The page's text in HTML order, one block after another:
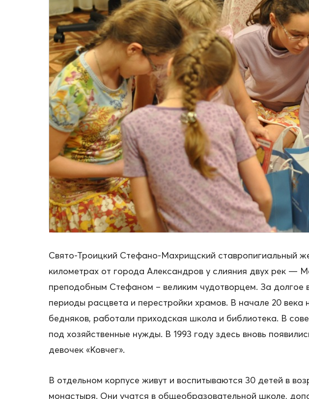
Свято-Троицкий Стефано-Махрищский ставропигиальный
километрах от города Александров у слияния двух рек —
преподобным Стефаном – великим чудотворцем. За долгое
периоды расцвета и перестройки храмов. В начале 20
бедняков, работали приходская школа и библиотека. В
под хозяйственные нужды. В 1993 году здесь вновь
девочек «Ковчег».
В отдельном корпусе живут и воспитываются 30 детей в
монастыря. Они учатся в общеобразовательной школе,